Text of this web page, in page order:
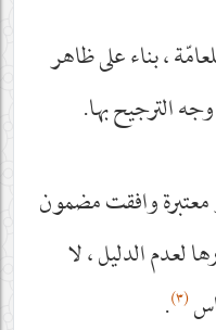
، بناء على ظاهر
الترجيح بها.
وافقت مضمون
لعدم الدليل ، لا
(٣) .